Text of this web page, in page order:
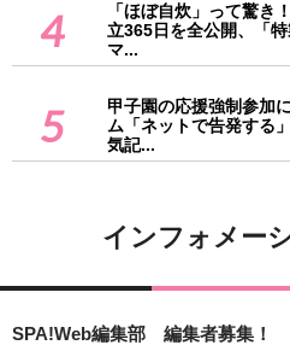
4
「ほぼ自炊」って驚き
立365日を全公開、「
マ...
5
甲子園の応援強制参加
ム「ネットで告発する
気記...
インフォメー
SPA!Web編集部 編集者募集！